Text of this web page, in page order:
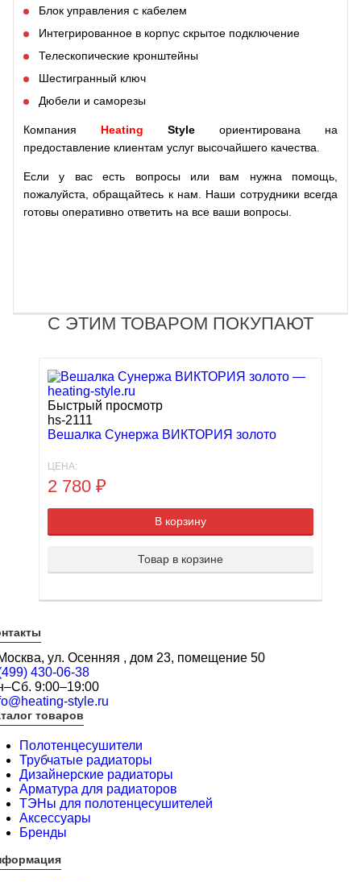
Блок управления с кабелем
Интегрированное в корпус скрытое подключение
Телескопические кронштейны
Шестигранный ключ
Дюбели и саморезы
Компания Heating Style ориентирована на
предоставление клиентам услуг высочайшего качества.
Если у вас есть вопросы или вам нужна помощь,
пожалуйста, обращайтесь к нам. Наши сотрудники всегда
готовы оперативно ответить на все ваши вопросы.
С ЭТИМ ТОВАРОМ ПОКУПАЮТ
Быстрый просмотр
hs-2111
Вешалка Сунержа ВИКТОРИЯ золото
ЦЕНА:
2 780 ₽
В корзину
Товар в корзине
ул. Осенняя , дом 23, помещение 50
430-06-38
9:00–19:00
style.ru
товаров
Полотенцесушители
Трубчатые радиаторы
Дизайнерские радиаторы
Арматура для радиаторов
ТЭНы для полотенцесушителей
Аксессуары
Бренды